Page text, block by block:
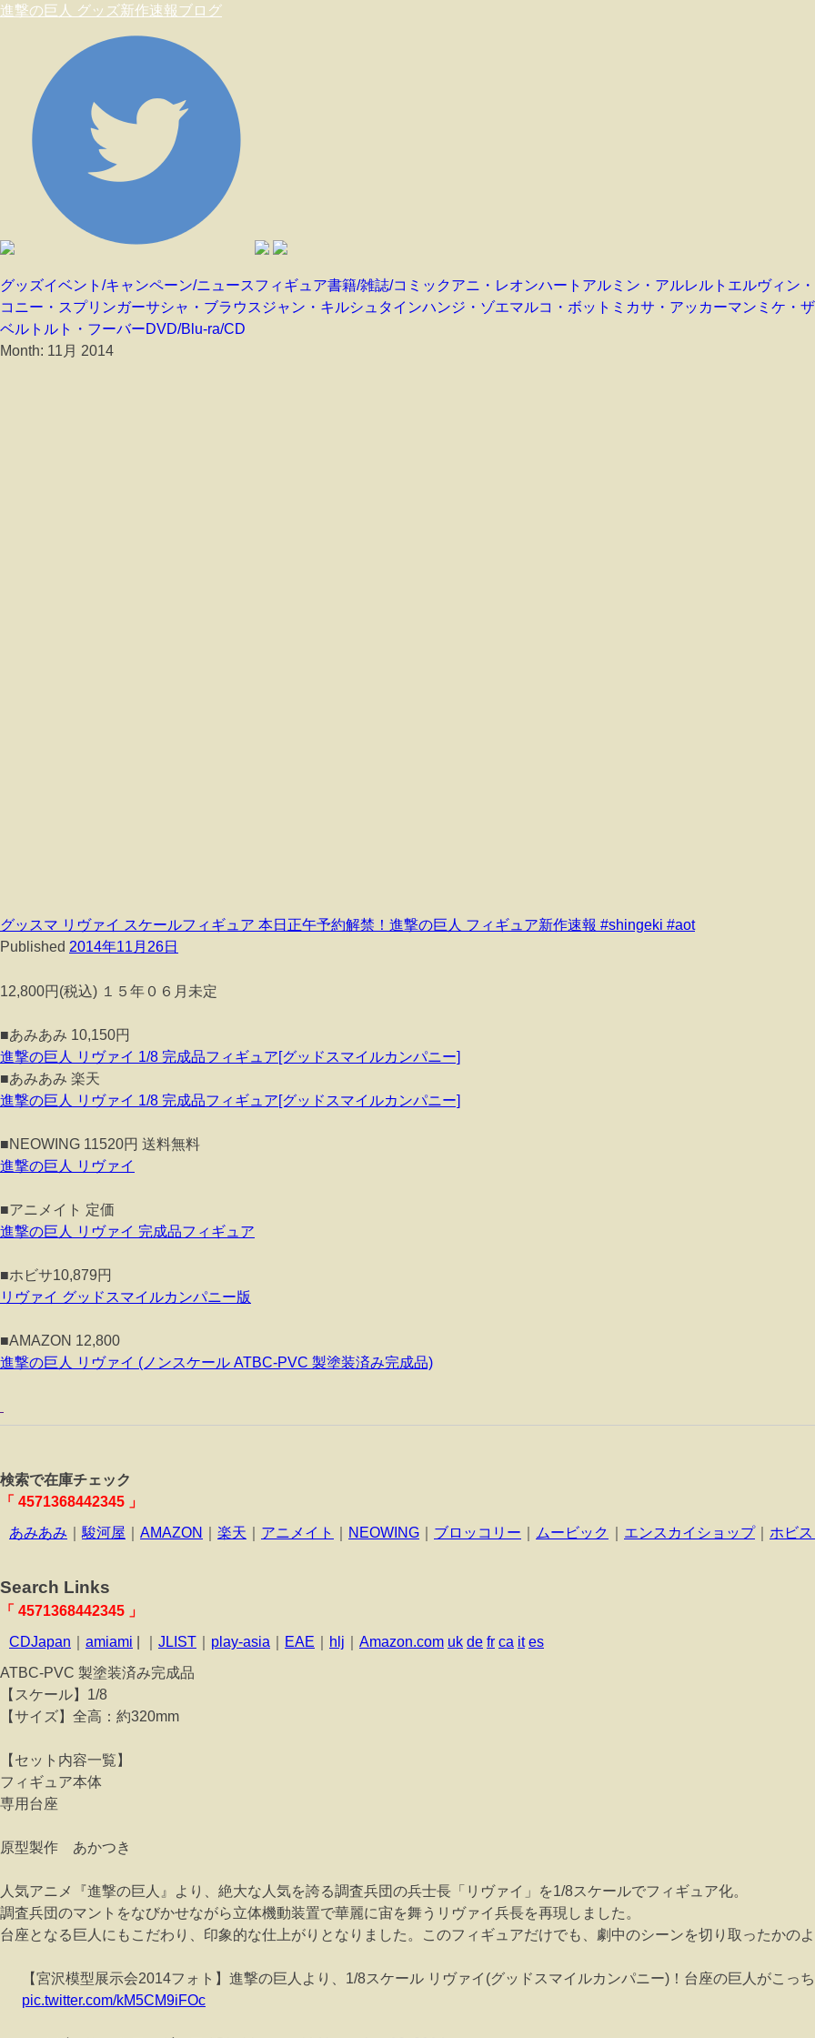
進撃の巨人 グッズ新作速報ブログ
Skip to content
グッズイベント/キャンペーン/ニュースフィギュア書籍/雑誌/コミックアニ・レオンハート アルミン・アルレルト エルヴィン
コニー・スプリンガーサシャ・ブラウス ジャン・キルシュタインハンジ・ゾエマルコ・ボット ミカサ・アッカーマン ミケ・
ベルトルト・フーバーDVD/Blu-ra/CD
Month: 11月 2014
グッスマ リヴァイ スケールフィギュア 本日正午予約解禁！進撃の巨人 フィギュア新作速報 #shingeki #aot
Published 2014年11月26日
12,800円(税込) １５年０６月未定
■あみあみ 10,150円
進撃の巨人 リヴァイ 1/8 完成品フィギュア[グッドスマイルカンパニー]
■あみあみ 楽天
進撃の巨人 リヴァイ 1/8 完成品フィギュア[グッドスマイルカンパニー]
■NEOWING 11520円 送料無料
進撃の巨人 リヴァイ
■アニメイト 定価
進撃の巨人 リヴァイ 完成品フィギュア
■ホビサ10,879円
リヴァイ グッドスマイルカンパニー版
■AMAZON 12,800
進撃の巨人 リヴァイ (ノンスケール ATBC-PVC 製塗装済み完成品)
検索で在庫チェック
「 4571368442345 」
あみあみ
駿河屋 AMAZON 楽天 アニメイト NEOWING ブロッコリー ムービック エンスカイショップ｜ ホビス
Search Links
「 4571368442345 」
CDJapan
amiami JLIST play-asia EAE hlj Amazon.com uk de fr ca it es
ATBC-PVC 製塗装済み完成品
【スケール】1/8
【サイズ】全高：約320mm
【セット内容一覧】
フィギュア本体
専用台座
原型製作 あかつき
人気アニメ『進撃の巨人』より、絶大な人気を誇る調査兵団の兵士長「リヴァイ」を1/8スケールでフィギュア化。
調査兵団のマントをなびかせながら立体機動装置で華麗に宙を舞うリヴァイ兵長を再現しました。
台座となる巨人にもこだわり、印象的な仕上がりとなりました。このフィギュアだけでも、劇中のシーンを切り取ったかの
【宮沢模型展示会2014フォト】進撃の巨人より、1/8スケール リヴァイ(グッドスマイルカンパニー)！台座の巨人がこっ
pic.twitter.com/kM5CM9iFOc